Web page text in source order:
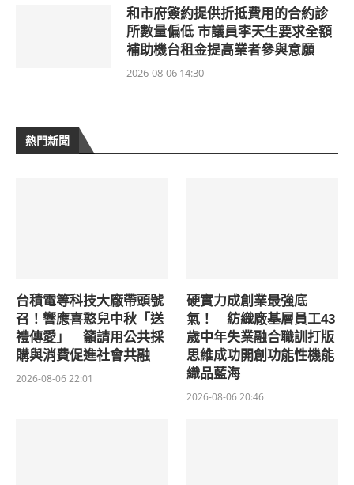
和市府簽約提供折抵費用的合約診
所數量偏低 市議員李天生要求全額
補助機台租金提高業者參與意願
2026-08-06 14:30
熱門新聞
台積電等科技大廠帶頭號
召！響應喜憨兒中秋「送
禮傳愛」 籲請用公共採
購與消費促進社會共融
2026-08-06 22:01
硬實力成創業最強底
氣！ 紡織廠基層員工43
歲中年失業融合職訓打版
思維成功開創功能性機能
織品藍海
2026-08-06 20:46